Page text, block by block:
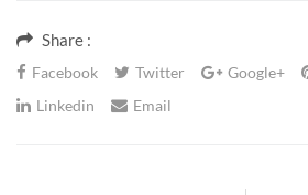
Share :
Facebook Twitter Google+
Linkedin
Email